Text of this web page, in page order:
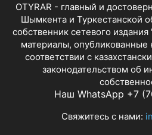
OTYRAR - главный и
Шымкента и Туркестанской
собственник сетевого
материалы,
соответствии с
законодательством об
Наш WhatsApp +7
Свяжитесь с нами: